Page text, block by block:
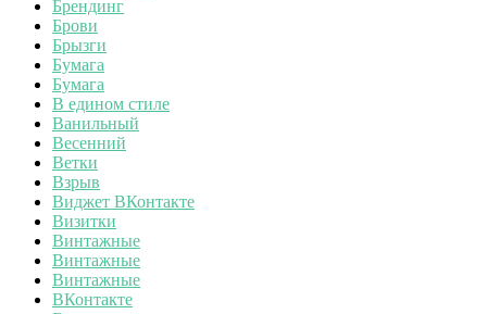
Брендинг
Брови
Брызги
Бумага
Бумага
В едином стиле
Ванильный
Весенний
Ветки
Взрыв
Виджет ВКонтакте
Визитки
Винтажные
Винтажные
Винтажные
ВКонтакте